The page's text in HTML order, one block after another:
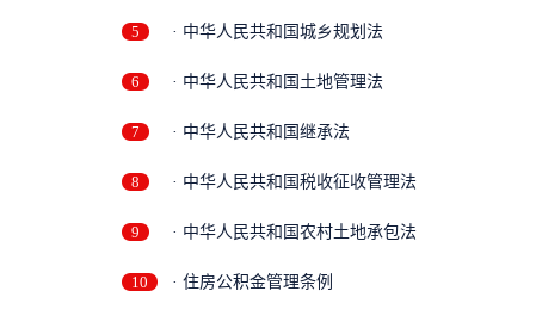
5 · 中华人民共和国城乡规划法
6 · 中华人民共和国土地管理法
7 · 中华人民共和国继承法
8 · 中华人民共和国税收征收管理法
9 · 中华人民共和国农村土地承包法
10 · 住房公积金管理条例